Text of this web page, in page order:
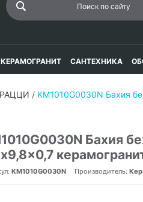
КЕРАМОГРАНИТ САНТЕХНИКА
/ KM1010G0030N Бахия
Бахия
KM1010G0030N Производитель: